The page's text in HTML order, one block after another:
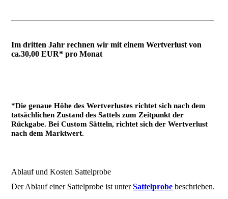
Im dritten Jahr rechnen wir mit einem Wertverlust von
ca.30,00 EUR* pro Monat
*Die genaue Höhe des Wertverlustes richtet sich nach dem
tatsächlichen Zustand des Sattels zum Zeitpunkt der
Rückgabe. Bei Custom Sätteln, richtet sich der Wertverlust
nach dem Marktwert.
Ablauf und Kosten Sattelprobe
Der Ablauf einer Sattelprobe ist unter Sattelprobe beschrieben.